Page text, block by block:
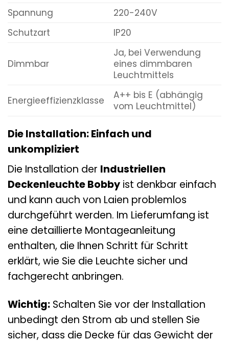
Spannung
220-240V
Schutzart
IP20
Dimmbar
Ja, bei Verwendung
eines dimmbaren
Leuchtmittels
Energieeffizienzklasse
A++ bis E (abhängig
vom Leuchtmittel)
Die Installation: Einfach und
unkompliziert
Die Installation der Industriellen
Deckenleuchte Bobby ist denkbar einfach
und kann auch von Laien problemlos
durchgeführt werden. Im Lieferumfang ist
eine detaillierte Montageanleitung
enthalten, die Ihnen Schritt für Schritt
erklärt, wie Sie die Leuchte sicher und
fachgerecht anbringen.
Wichtig: Schalten Sie vor der Installation
unbedingt den Strom ab und stellen Sie
sicher, dass die Decke für das Gewicht der